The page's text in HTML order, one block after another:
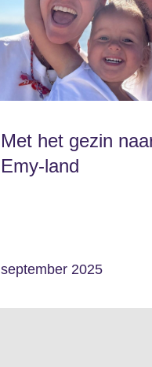
Met het gezin
Emy-land
september 2025